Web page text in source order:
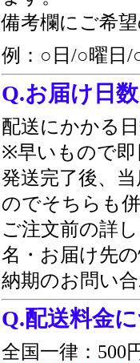
備考欄にご希
例：○日/○曜日/
Q.お届け日
配送にかかる
※早いもので即
発送完了後、
のでそちらも
ご注文前の詳
名・お届け先
納期のお問い
Q.配送料金
全国一律：500